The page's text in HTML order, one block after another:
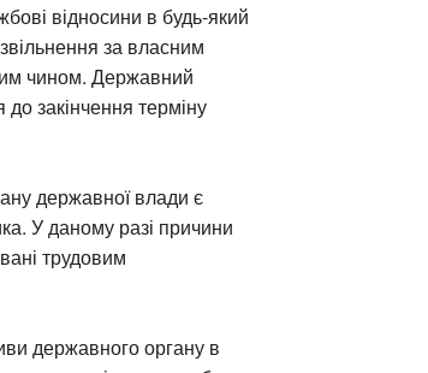
відносини в будь-який
за власним
чином. Державний
закінчення терміну
державної влади є
У даному разі причини
трудовим
державного органу в